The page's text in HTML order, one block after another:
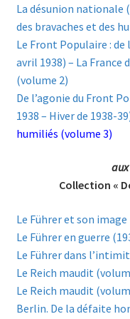
La désunion nationale
des bravaches et des
Le Front Populaire : de
avril 1938) – La France
(volume 2)
De l’agonie du Front
1938 – Hiver de 1938-
humiliés (volume 3)
Collection «
Le Führer et son image
Le Führer en guerre
Le Führer dans
Le Reich maudit
Le Reich maudit
Berlin. De la défaite